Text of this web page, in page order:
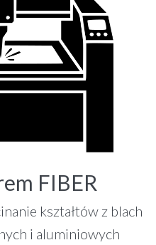
FIBER
kształtów z blach
i aluminiowych